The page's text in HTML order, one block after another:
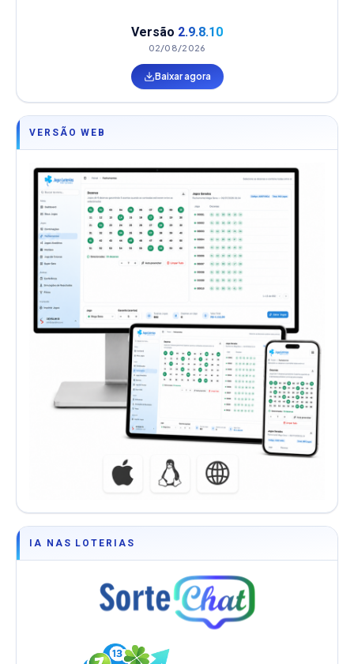
Versão 2.9.8.10
02/08/2026
Baixar agora
VERSÃO WEB
IA NAS LOTERIAS